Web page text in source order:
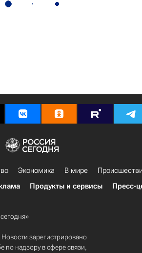
Экономика В мире
Продукты и сервисы Пресс-
зарегистрировано
по надзору в сфере связи,